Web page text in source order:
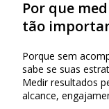
Por que
tão
Porque sem
sabe se suas
Medir resultados
alcance,